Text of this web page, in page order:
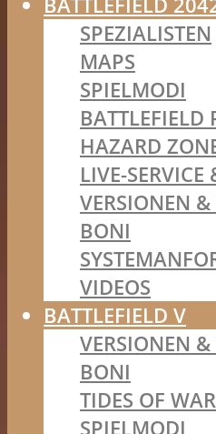
SPEZIALISTEN
MAPS
SPIELMODI
BATTLEFIELD
HAZARD
LIVE-SERVICE
VERSIONEN &
BONI
VIDEOS
BATTLEFIELD V
VERSIONEN &
BONI
TIDES OF WAR